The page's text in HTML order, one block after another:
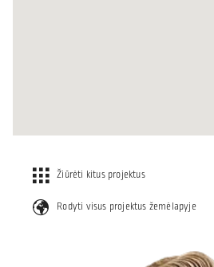
Žiūrėti kitus projektus
Rodyti visus projektus žemėlapyje